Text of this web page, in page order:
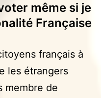
même si je
Française
français à
les étrangers
membre de